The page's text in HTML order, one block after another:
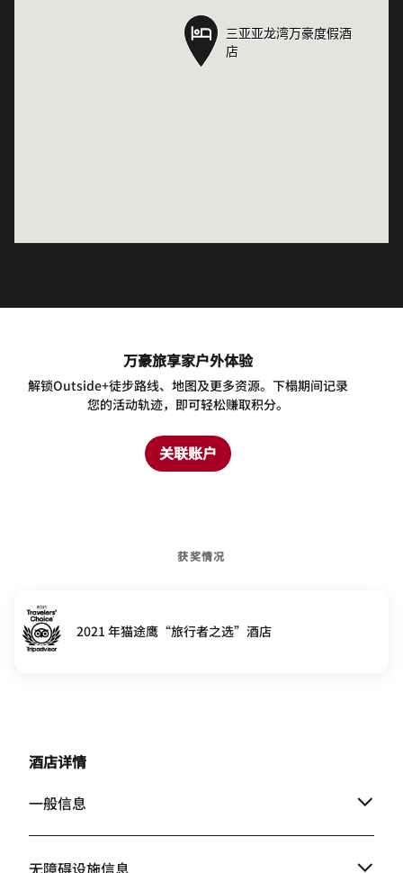
三亚亚龙湾万豪度假酒
店
三亚亚龙湾万豪度假酒
店
万豪旅享家户外体验
解锁Outside+徒步路线、地图及更多资源。下榻期间记录
您的活动轨迹，即可轻松赚取积分。
关联账户
获奖情况
2021 年猫途鹰“旅行者之选”酒店
酒店详情
一般信息
无障碍设施信息